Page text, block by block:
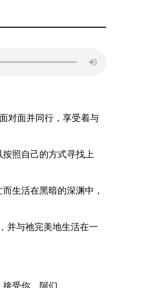
对面并同行，享受着与
照自己的方式寻找上
生活在黑暗的深渊中，
并与祂完美地生活在一
受你。阿们。